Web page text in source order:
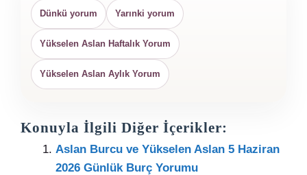
Dünkü yorum Yarınki yorum
Yükselen Aslan Haftalık Yorum
Yükselen Aslan Aylık Yorum
Konuyla İlgili Diğer İçerikler:
Aslan Burcu ve Yükselen Aslan 5 Haziran
2026 Günlük Burç Yorumu